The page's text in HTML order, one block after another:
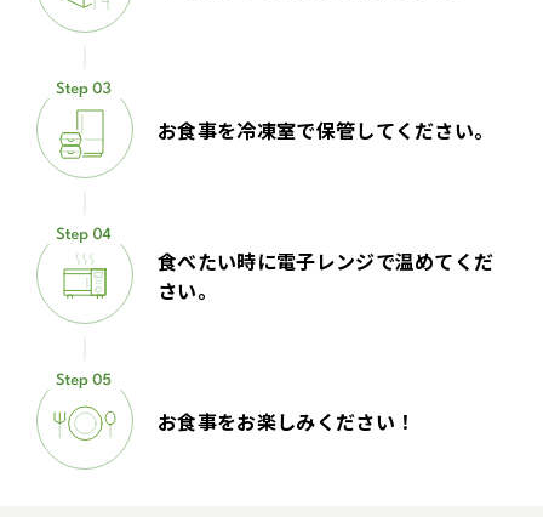
お食事を冷凍室で保管してください。
食べたい時に電子レンジで温めてくだ
さい。
お食事をお楽しみください！